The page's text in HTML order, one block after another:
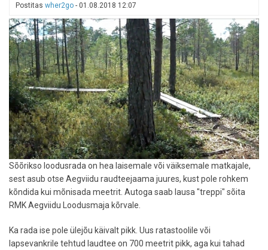
päeva
Aegviidus
Postitas wher2go - 01.08.2018 12:07
Sõõrikso loodusrada on hea laisemale või väiksemale matkajale,
sest asub otse Aegviidu raudteejaama juures, kust pole rohkem
kõndida kui mõnisada meetrit. Autoga saab lausa "treppi" sõita
RMK Aegviidu Loodusmaja kõrvale.
Ka rada ise pole ülejõu käivalt pikk. Uus ratastoolile või
lapsevankrile tehtud laudtee on 700 meetrit pikk, aga kui tahad